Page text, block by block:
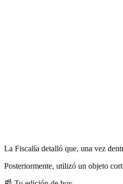
La Fiscalía detalló que, una vez
Posteriormente, utilizó un objeto